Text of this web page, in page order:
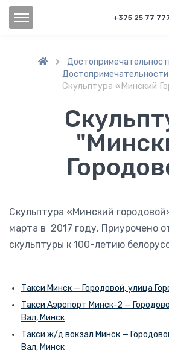
+375 25 77

Скульптура «Минский
Скульптура «Минский
марта в 2017 году. Приурочено
скульптуры к 100-летию
Такси Минск — Городовой, улица
Такси Аэропорт Минск-2 —
Вал, Минск
Такси ж/д вокзал Минск —
Вал, Минск